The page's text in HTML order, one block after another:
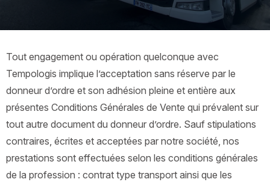
Tout engagement ou opération quelconque avec
Tempologis implique l’acceptation sans réserve par le
donneur d’ordre et son adhésion pleine et entière aux
présentes Conditions Générales de Vente qui prévalent sur
tout autre document du donneur d’ordre. Sauf stipulations
contraires, écrites et acceptées par notre société, nos
prestations sont effectuées selon les conditions générales
de la profession : contrat type transport ainsi que les